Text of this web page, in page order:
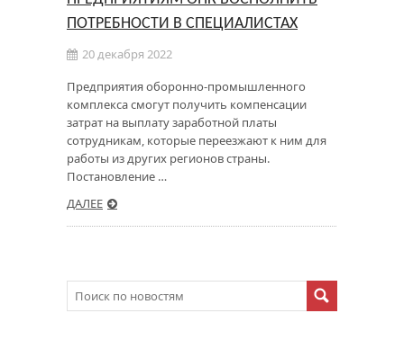
ПОТРЕБНОСТИ В СПЕЦИАЛИСТАХ
20 декабря 2022
Предприятия оборонно-промышленного
комплекса смогут получить компенсации
затрат на выплату заработной платы
сотрудникам, которые переезжают к ним для
работы из других регионов страны.
Постановление …
ДАЛЕЕ